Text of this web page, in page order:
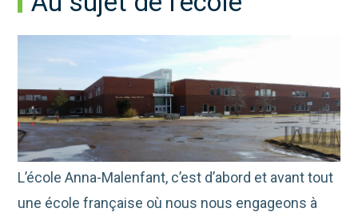
L’école Anna-Malenfant, c’est d’abord et avant tout
une école française où nous nous engageons à